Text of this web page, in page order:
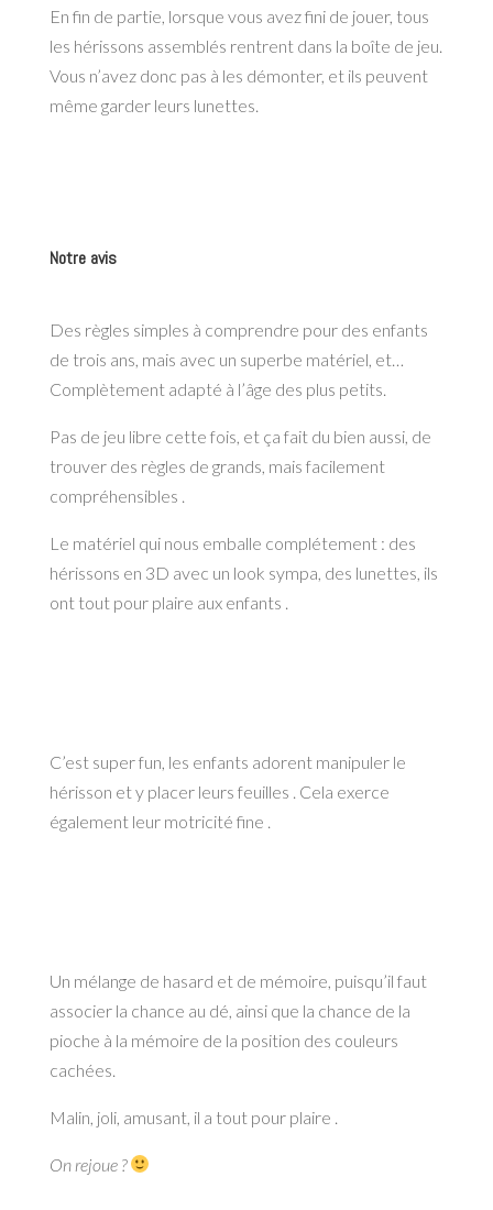
En fin de partie, lorsque vous avez fini de jouer, tous
les hérissons assemblés rentrent dans la boîte de jeu.
Vous n’avez donc pas à les démonter, et ils peuvent
même garder leurs lunettes.
Notre avis
Des règles simples à comprendre pour des enfants
de trois ans, mais avec un superbe matériel, et…
Complètement adapté à l’âge des plus petits.
Pas de jeu libre cette fois, et ça fait du bien aussi, de
trouver des règles de grands, mais facilement
compréhensibles .
Le matériel qui nous emballe complétement : des
hérissons en 3D avec un look sympa, des lunettes, ils
ont tout pour plaire aux enfants .
C’est super fun, les enfants adorent manipuler le
hérisson et y placer leurs feuilles . Cela exerce
également leur motricité fine .
Un mélange de hasard et de mémoire, puisqu’il faut
associer la chance au dé, ainsi que la chance de la
pioche à la mémoire de la position des couleurs
cachées.
Malin, joli, amusant, il a tout pour plaire .
On rejoue ?